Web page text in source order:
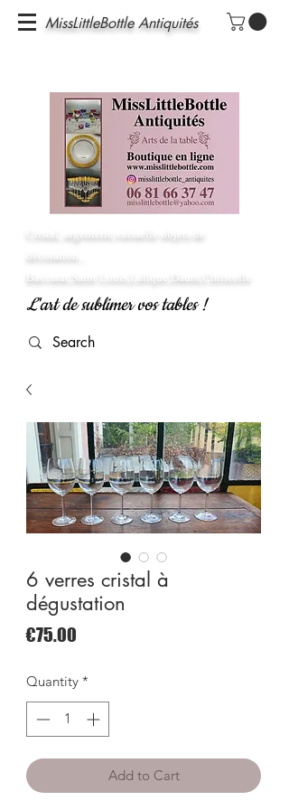
MissLittleBottle Antiquités
Cristal, argenterie,vaisselle objets de
décoration...
Baccarat,Saint Louis,Lalique,Daum,Christofle
L'art de sublimer vos tables !
6 verres cristal à
dégustation
€75.00
Quantity *
Add to Cart